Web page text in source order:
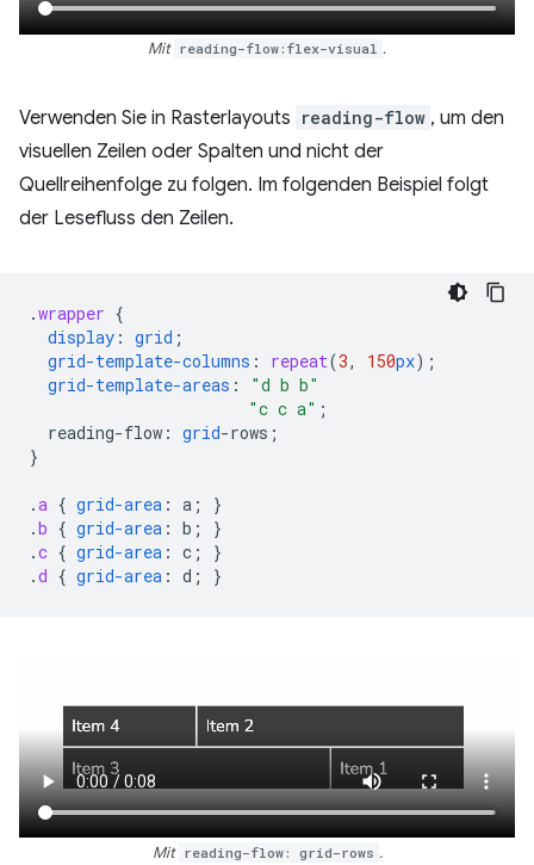
Mit reading-flow:flex-visual .
Verwenden Sie in Rasterlayouts reading-flow , um den
visuellen Zeilen oder Spalten und nicht der
Quellreihenfolge zu folgen. Im folgenden Beispiel folgt
der Lesefluss den Zeilen.
.wrapper {
display : grid ;
grid-template-columns : repeat(3, 150px);
grid-template-areas :
"d b b"
"c c a" ;
reading-flow : grid-rows ;
}
.a { grid-area : a ;
}
.b { grid-area : b ;
}
.c { grid-area : c ;
}
.d { grid-area : d ; }
Mit reading-flow: grid-rows .